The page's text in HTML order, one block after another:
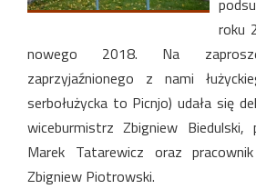
roku
nowego 2018. Na
zaprzyjaźnionego z nami
serbołużycka to Picnjo) udała się
wiceburmistrz Zbigniew Biedulski,
Marek Tatarewicz oraz
Zbigniew Piotrowski.